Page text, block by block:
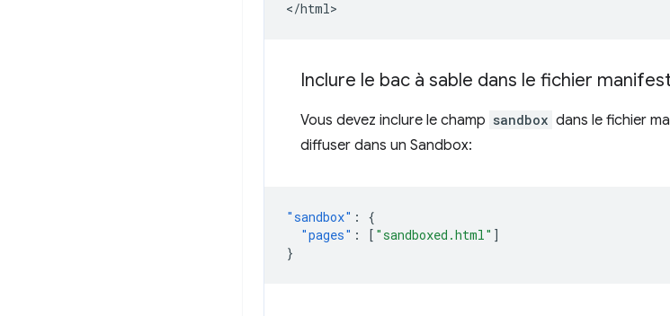
Inclure le bac à sable dans le fichier
Vous devez inclure le champ sandbox dans le fichier
diffuser dans un Sandbox:
"sandbox" :
{
"pages" : [ "sandboxed.html" ]
}